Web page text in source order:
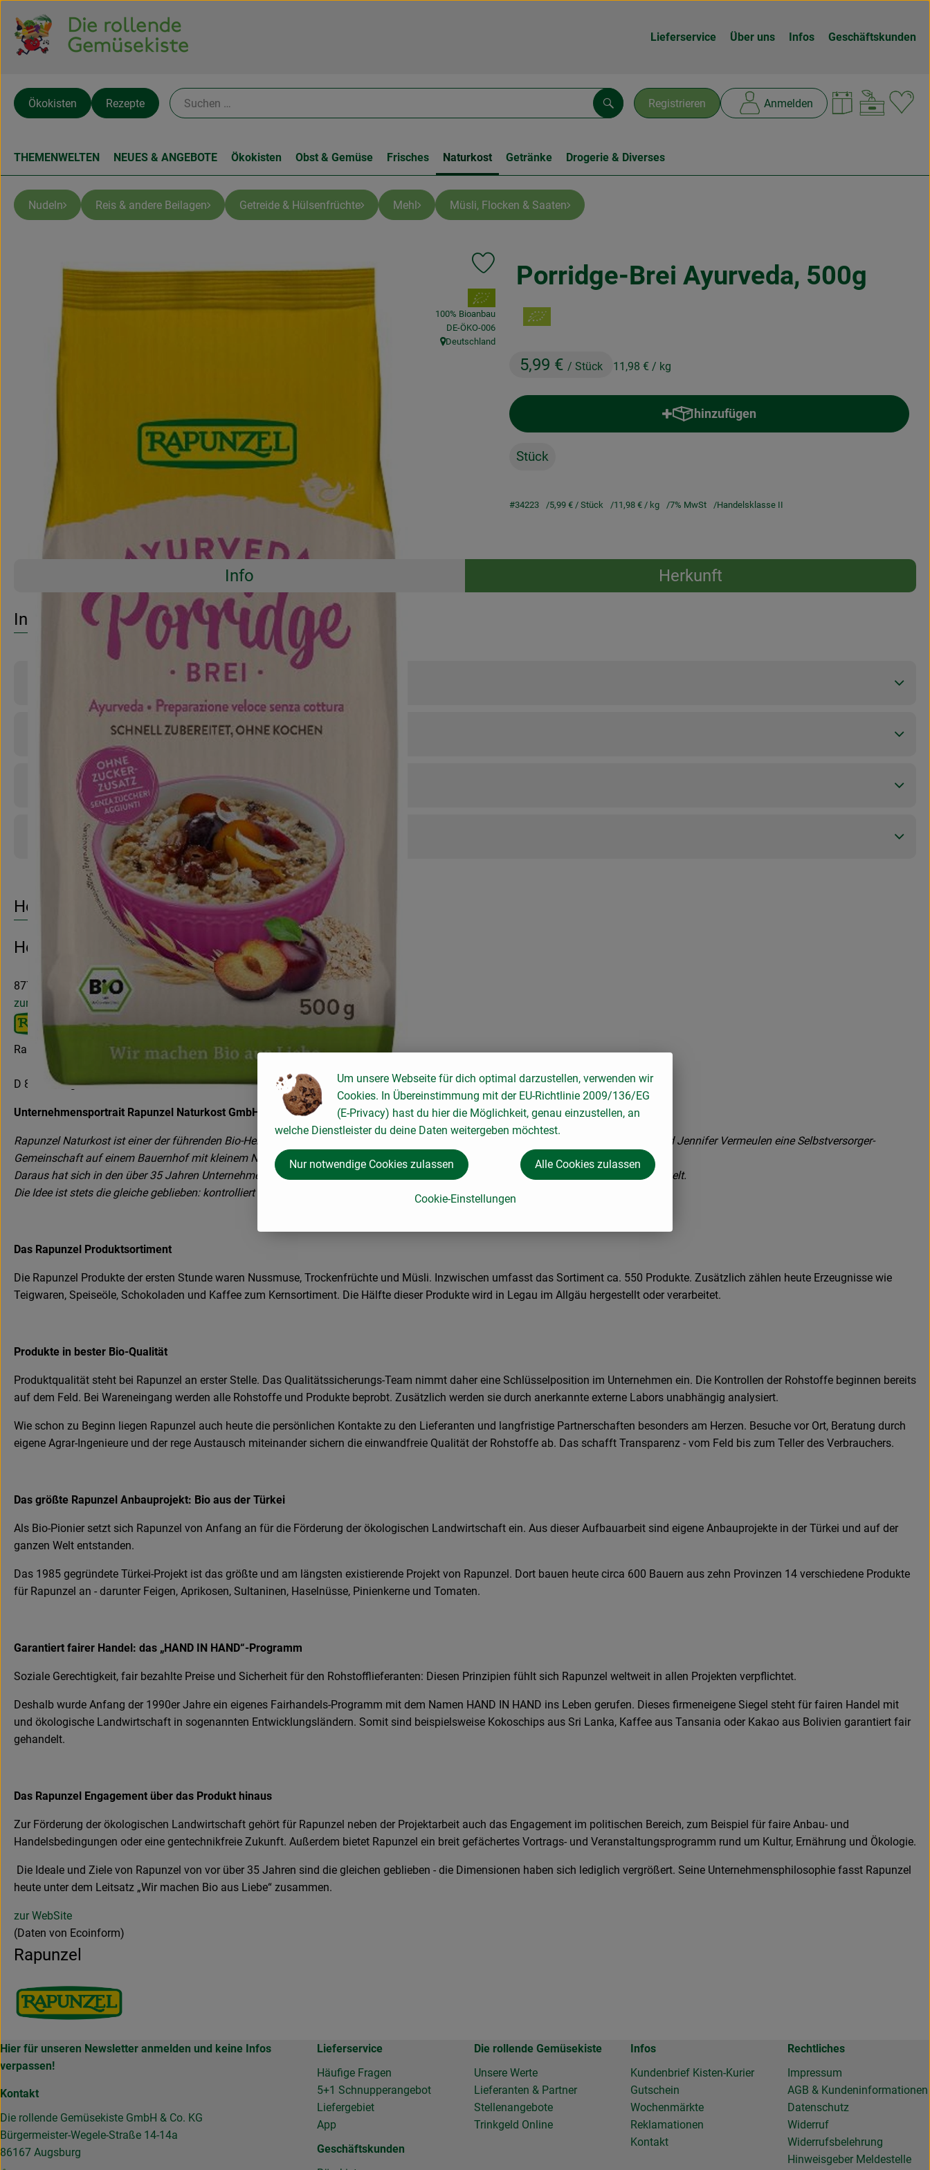
Lieferservice Über uns Infos Geschäftskunden
Registrieren Anmelden
Suchen
Ökokisten Rezepte
THEMENWELTEN NEUES & ANGEBOTE Ökokisten Obst & Gemüse Frisches Naturkost Getränke Drogerie & Diverses
Nudeln Reis & andere Beilagen Getreide & Hülsenfrüchte Mehl Müsli, Flocken & Saaten
Porridge-Brei Ayurveda, 500g
5,99 € / Stück 11,98 € / kg
Produkt zu Favouriten hinzufügen
, Verband:
100% Bioanbau
, Kontrollstelle:
DE-ÖKO-006
, Herkunft:
Deutschland
hinzufügen
Produkt zum Warenkorb hinzufügen
Stück
#34223 5,99 € / Stück 11,98 € / kg 7% MwSt Handelsklasse II
Rezepte
Info
Herkunft
Entdecke passende RezepteEs wurden keine passenden Rezepte gefunden.
Info
Nährwert-Info
Produktdatenblatt
Herkunft
Hersteller: Rapunzel
87764 Legau Deutschland
zur Webseite
Rapunzel Naturkost GmbH & Co. KG
D 87764 Legau
Unternehmensportrait Rapunzel Naturkost GmbH
Rapunzel Naturkost ist einer der führenden Bio-Hersteller in Europa. Begonnen hat alles ganz klein: 1974 gründeten Joseph Wilhelm und Jennifer Vermeulen eine Selbstversorger-
Gemeinschaft auf einem Bauernhof mit kleinem Naturkostladen im bayerischen Augsburg.
Daraus hat sich in den über 35 Jahren Unternehmensgeschichte ein international agierendes Unternehmen mit 300 Mitarbeitern entwickelt.
Die Idee ist stets die gleiche geblieben: kontrolliert biologische, naturbelassene und vegetarische Lebensmittel herzustellen.
Das Rapunzel Produktsortiment
Die Rapunzel Produkte der ersten Stunde waren Nussmuse, Trockenfrüchte und Müsli. Inzwischen umfasst das Sortiment ca. 550 Produkte. Zusätzlich zählen heute Erzeugnisse wie
Teigwaren, Speiseöle, Schokoladen und Kaffee zum Kernsortiment. Die Hälfte dieser Produkte wird in Legau im Allgäu hergestellt oder verarbeitet.
Produkte in bester Bio-Qualität
Produktqualität steht bei Rapunzel an erster Stelle. Das Qualitätssicherungs-Team nimmt daher eine Schlüsselposition im Unternehmen ein. Die Kontrollen der Rohstoffe beginnen bereits
auf dem Feld. Bei Wareneingang werden alle Rohstoffe und Produkte beprobt. Zusätzlich werden sie durch anerkannte externe Labors unabhängig analysiert.
Wie schon zu Beginn liegen Rapunzel auch heute die persönlichen Kontakte zu den Lieferanten und langfristige Partnerschaften besonders am Herzen. Besuche vor Ort, Beratung durch
eigene Agrar-Ingenieure und der rege Austausch miteinander sichern die einwandfreie Qualität der Rohstoffe ab. Das schafft Transparenz - vom Feld bis zum Teller des Verbrauchers.
Das größte Rapunzel Anbauprojekt: Bio aus der Türkei
Als Bio-Pionier setzt sich Rapunzel von Anfang an für die Förderung der ökologischen Landwirtschaft ein. Aus dieser Aufbauarbeit sind eigene Anbauprojekte in der Türkei und auf der
ganzen Welt entstanden.
Das 1985 gegründete Türkei-Projekt ist das größte und am längsten existierende Projekt von Rapunzel. Dort bauen heute circa 600 Bauern aus zehn Provinzen 14 verschiedene Produkte
für Rapunzel an - darunter Feigen, Aprikosen, Sultaninen, Haselnüsse, Pinienkerne und Tomaten.
Garantiert fairer Handel: das „HAND IN HAND“-Programm
Soziale Gerechtigkeit, fair bezahlte Preise und Sicherheit für den Rohstofflieferanten: Diesen Prinzipien fühlt sich Rapunzel weltweit in allen Projekten verpflichtet.
Deshalb wurde Anfang der 1990er Jahre ein eigenes Fairhandels-Programm mit dem Namen HAND IN HAND ins Leben gerufen. Dieses firmeneigene Siegel steht für fairen Handel mit
und ökologische Landwirtschaft in sogenannten Entwicklungsländern. Somit sind beispielsweise Kokoschips aus Sri Lanka, Kaffee aus Tansania oder Kakao aus Bolivien garantiert fair
gehandelt.
Das Rapunzel Engagement über das Produkt hinaus
Zur Förderung der ökologischen Landwirtschaft gehört für Rapunzel neben der Projektarbeit auch das Engagement im politischen Bereich, zum Beispiel für faire Anbau- und
Handelsbedingungen oder eine gentechnikfreie Zukunft. Außerdem bietet Rapunzel ein breit gefächertes Vortrags- und Veranstaltungsprogramm rund um Kultur, Ernährung und Ökologie.
Die Ideale und Ziele von Rapunzel von vor über 35 Jahren sind die gleichen geblieben - die Dimensionen haben sich lediglich vergrößert. Seine Unternehmensphilosophie fasst Rapunzel
heute unter dem Leitsatz „Wir machen Bio aus Liebe“ zusammen.
zur WebSite
(Daten von Ecoinform)
Rapunzel
Hier für unseren Newsletter anmelden und keine Infos
verpassen!
Kontakt
Die rollende Gemüsekiste GmbH & Co. KG
Bürgermeister-Wegele-Straße 14-14a
86167 Augsburg
Lieferservice
Häufige Fragen
5+1 Schnupperangebot
Liefergebiet
App
Geschäftskunden
Die rollende Gemüsekiste
Unsere Werte
Lieferanten & Partner
Stellenangebote
Trinkgeld Online
Infos
Kundenbrief Kisten-Kurier
Gutschein
Wochenmärkte
Reklamationen
Kontakt
Rechtliches
Impressum
AGB & Kundeninformationen
Datenschutz
Widerruf
Widerrufsbelehrung
Hinweisgeber Meldestelle
Um unsere Webseite für dich optimal darzustellen, verwenden wir
Cookies. In Übereinstimmung mit der EU-Richtlinie 2009/136/EG
(E-Privacy) hast du hier die Möglichkeit, genau einzustellen, an
welche Dienstleister du deine Daten weitergeben möchtest.
Cookie-Einstellungen
Nur notwendige Cookies zulassen Alle Cookies zulassen